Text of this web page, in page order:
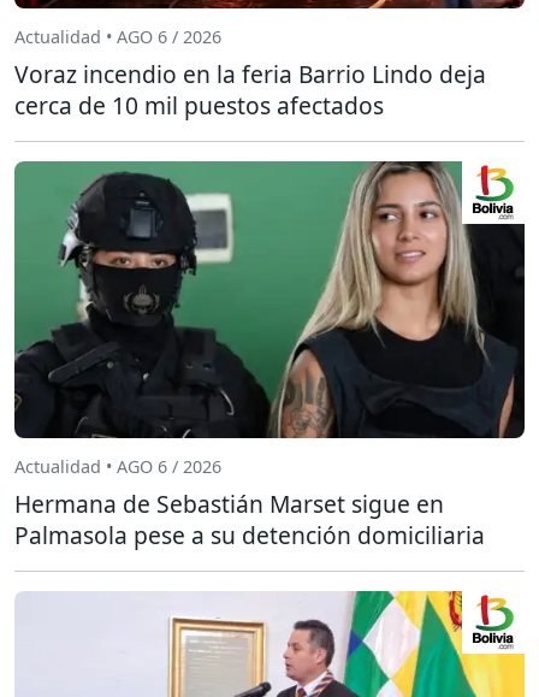
Actualidad • AGO 6 / 2026
Voraz incendio en la feria Barrio Lindo deja
cerca de 10 mil puestos afectados
Actualidad • AGO 6 / 2026
Hermana de Sebastián Marset sigue en
Palmasola pese a su detención domiciliaria